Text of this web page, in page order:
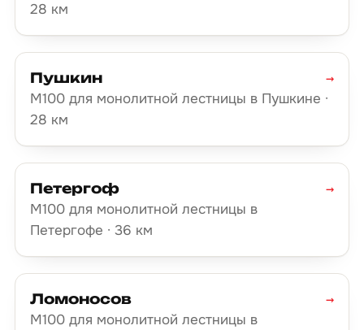
28 км
Пушкин
М100 для монолитной лестницы в Пушкине ·
28 км
→
Петергоф
М100 для монолитной лестницы в
Петергофе · 36 км
→
Ломоносов
М100 для монолитной лестницы в
→